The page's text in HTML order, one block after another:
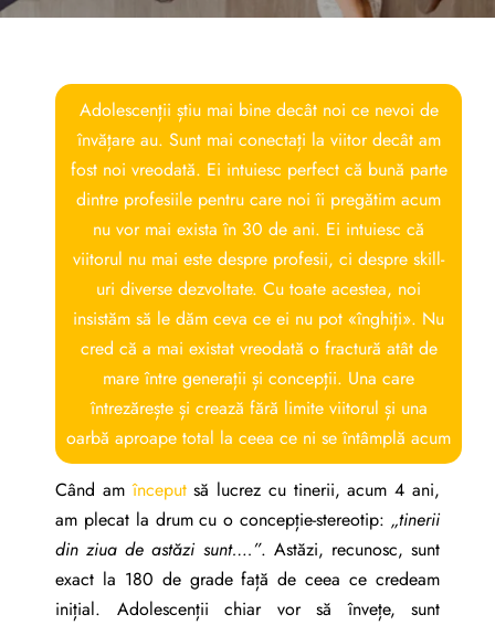
Adolescenții știu mai bine decât noi ce nevoi de
învățare au. Sunt mai conectați la viitor decât am
fost noi vreodată. Ei intuiesc perfect că bună parte
dintre profesiile pentru care noi îi pregătim acum
nu vor mai exista în 30 de ani. Ei intuiesc că
viitorul nu mai este despre profesii, ci despre skill-
uri diverse dezvoltate. Cu toate acestea, noi
insistăm să le dăm ceva ce ei nu pot «înghiți». Nu
cred că a mai existat vreodată o fractură atât de
mare între generații și concepții. Una care
întrezărește și crează fără limite viitorul și una
oarbă aproape total la ceea ce ni se întâmplă acum
Când amînceputsă lucrez cu tinerii, acum 4 ani,
am plecat la drum cu o concepție-stereotip: „tinerii
din ziua de astăzi sunt….”. Astăzi, recunosc, sunt
exact la 180 de grade față de ceea ce credeam
inițial. Adolescenții chiar vor să învețe, sunt